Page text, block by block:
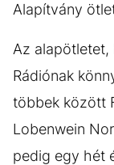
Alapítvány
Az alapötletet,
Rádiónak
többek között
Lobenwein
pedig egy hét